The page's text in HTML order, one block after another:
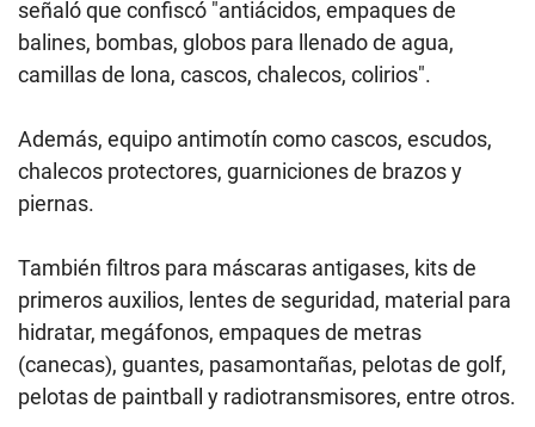
señaló que confiscó "antiácidos, empaques de
balines, bombas, globos para llenado de agua,
camillas de lona, cascos, chalecos, colirios".
Además, equipo antimotín como cascos, escudos,
chalecos protectores, guarniciones de brazos y
piernas.
También filtros para máscaras antigases, kits de
primeros auxilios, lentes de seguridad, material para
hidratar, megáfonos, empaques de metras
(canecas), guantes, pasamontañas, pelotas de golf,
pelotas de paintball y radiotransmisores, entre otros.